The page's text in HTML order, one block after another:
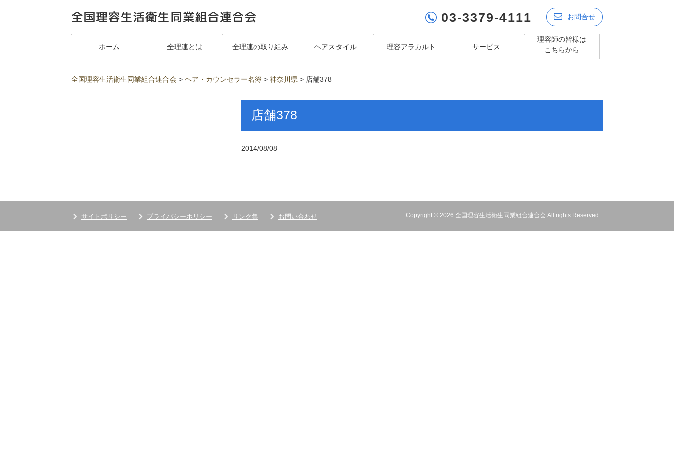
03-3379-4111 お問合せ
ホーム 全理連とは 全理連の取り組み ヘアスタイル 理容アラカルト サービス
理容師の皆様は
こちらから
全国理容生活衛生同業組合連合会 > ヘア・カウンセラー名簿 > 神奈川県 > 店舗378
店舗378
2014/08/08
サイトポリシー プライバシーポリシー リンク集 お問い合わせ Copyright © 2026 全国理容生活衛生同業組合連合会 All rights Reserved.